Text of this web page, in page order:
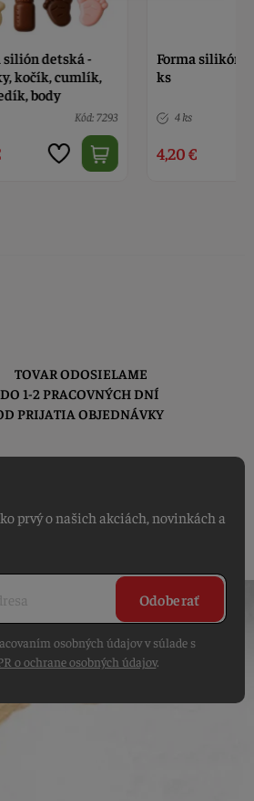
-
7293
Forma silikón šachy 16
ks
4 ks Kód: 8363
4,20 €
ODOSIELAME
2 PRACOVNÝCH DNÍ
OBJEDNÁVKY
prvý o našich akciách, novinkách a
Odoberať
osobných údajov v súlade s
o ochrane osobných údajov.